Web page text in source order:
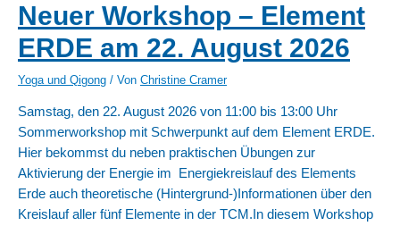
Neuer Workshop – Element
ERDE am 22. August 2026
Yoga und Qigong / Von Christine Cramer
Samstag, den 22. August 2026 von 11:00 bis 13:00 Uhr
Sommerworkshop mit Schwerpunkt auf dem Element ERDE.
Hier bekommst du neben praktischen Übungen zur
Aktivierung der Energie im Energiekreislauf des Elements
Erde auch theoretische (Hintergrund-)Informationen über den
Kreislauf aller fünf Elemente in der TCM.In diesem Workshop